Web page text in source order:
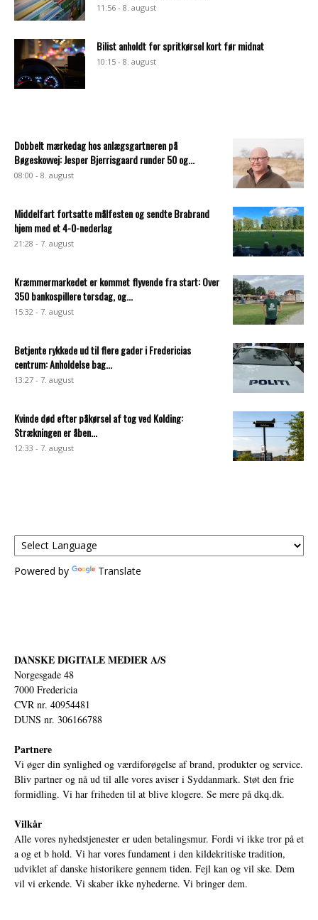
11:56 - 8. august
Bilist anholdt for spritkørsel kort før midnat
10:15 - 8. august
Dobbelt mærkedag hos anlægsgartneren på
Bøgeskovvej: Jesper Bjerrisgaard runder 50 og...
08:00 - 8. august
Middelfart fortsatte målfesten og sendte Brabrand
hjem med et 4-0-nederlag
21:28 - 7. august
Kræmmermarkedet er kommet flyvende fra start: Over
350 bankospillere torsdag, og...
15:32 - 7. august
Betjente rykkede ud til flere gader i Fredericias
centrum: Anholdelse bag...
13:27 - 7. august
Kvinde død efter påkørsel af tog ved Kolding:
Strækningen er åben...
12:33 - 7. august
Powered by Translate
DANSKE DIGITALE MEDIER A/S
Norgesgade 48
7000 Fredericia
CVR nr. 40954481
DUNS nr. 306166788
Partnere
Vi øger din synlighed og værdiforøgelse af brand, produkter og service.
Bliv partner og nå ud til alle vores aviser i Syddanmark. Støt den frie
formidling. Vi har friheden til at blive klogere. Se mere på dkq.dk.
Vilkår
Alle vores nyhedstjenester er uden betalingsmur. Fordi vi ikke tror på et
a og et b hold. Vi har vores fundament i den kildekritiske tradition,
udviklet af danske historikere gennem tiden. Fejl kan og vil ske. Dem
vil vi erkende. Vi skaber ikke nyhederne. Vi bringer dem.